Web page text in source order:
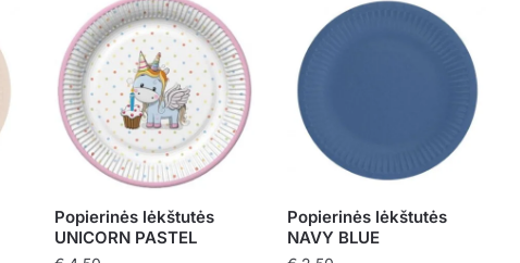
Popierinės lėkštutės
UNICORN PASTEL
Popierinės lėkštutės
NAVY BLUE